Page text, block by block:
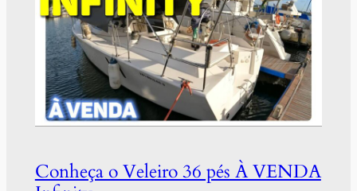
Conheça o Veleiro 36 pés À VENDA